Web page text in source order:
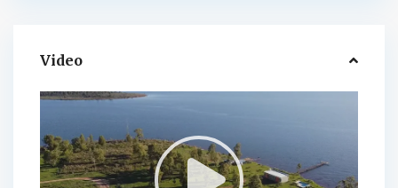
Video